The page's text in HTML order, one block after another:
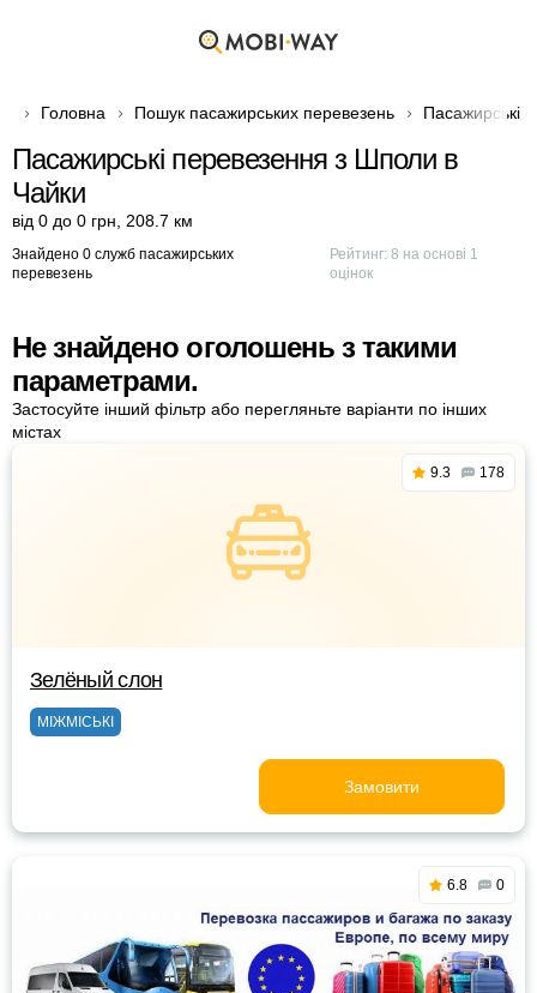
Головна Пошук пасажирських перевезень Пасажирські
Пасажирські перевезення з Шполи в
Чайки
від 0 до 0 грн 208.7 км
Знайдено 0 служб пасажирських
перевезень
Рейтинг:8 на основі 1
оцінок
Не знайдено оголошень з такими
параметрами.
Застосуйте інший фільтр або перегляньте варіанти по інших
містах
9.3 178
Зелёный слон
МІЖМІСЬКІ
Замовити
6.8 0